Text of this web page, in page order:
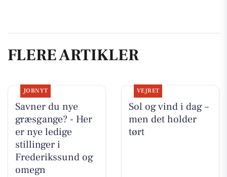
FLERE ARTIKLER
JOBNYT
Savner du nye
græsgange? - Her
er nye ledige
stillinger i
Frederikssund og
omegn
VEJRET
Sol og vind i dag –
men det holder
tørt